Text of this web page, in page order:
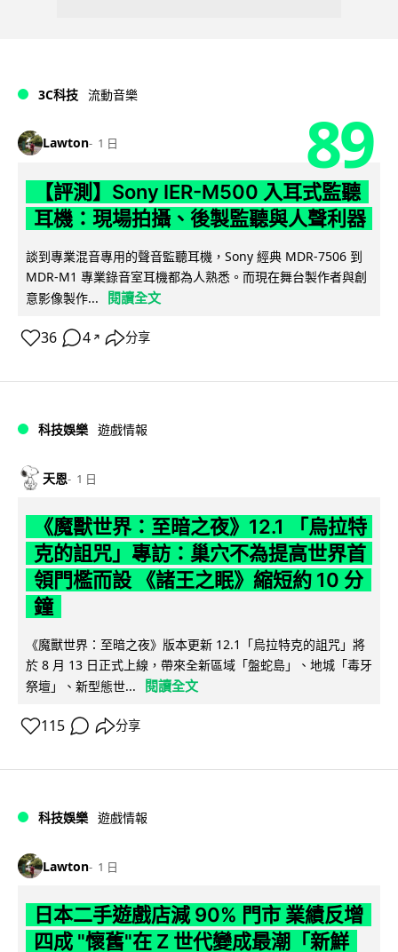
3C科技 流動音樂
Lawton 1 日 89
【評測】Sony IER-M500 入耳式監聽
耳機：現場拍攝、後製監聽與人聲利器
談到專業混音專用的聲音監聽耳機，Sony 經典 MDR-7506 到
MDR-M1 專業錄音室耳機都為人熟悉。而現在舞台製作者與創
意影像製作...
閱讀全文
36 4 ↗ 分享
科技娛樂 遊戲情報
天恩 1 日
《魔獸世界：至暗之夜》12.1 「烏拉特
克的詛咒」專訪：巢穴不為提高世界首
領門檻而設 《諸王之眠》縮短約 10 分
鐘
《魔獸世界：至暗之夜》版本更新 12.1「烏拉特克的詛咒」將
於 8 月 13 日正式上線，帶來全新區域「盤蛇島」、地城「毒牙
祭壇」、新型態世...
閱讀全文
115 分享
科技娛樂 遊戲情報
Lawton 1 日
日本二手遊戲店減 90% 門市 業績反增
四成 "懷舊"在 Z 世代變成最潮「新鮮